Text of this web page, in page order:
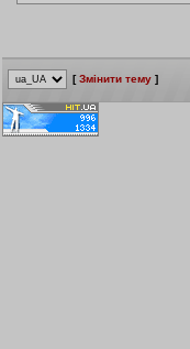
[Змінити тему ]